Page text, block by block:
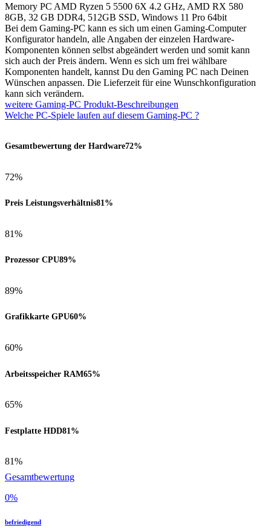
Memory PC AMD Ryzen 5 5500 6X 4.2 GHz, AMD RX 580
8GB, 32 GB DDR4, 512GB SSD, Windows 11 Pro 64bit
Bei dem Gaming-PC kann es sich um einen Gaming-Computer
Konfigurator handeln, alle Angaben der einzelen Hardware-
Komponenten können selbst abgeändert werden und somit kann
sich auch der Preis ändern. Wenn es sich um frei wählbare
Komponenten handelt, kannst Du den Gaming PC nach Deinen
Wünschen anpassen. Die Lieferzeit für eine Wunschkonfiguration
kann sich verändern.
weitere Gaming-PC Produkt-Beschreibungen
Welche PC-Spiele laufen auf diesem Gaming-PC ?
Gesamtbewertung der Hardware72%
72%
Preis Leistungsverhältnis81%
81%
Prozessor CPU89%
89%
Grafikkarte GPU60%
60%
Arbeitsspeicher RAM65%
65%
Festplatte HDD81%
81%
Gesamtbewertung
0%
befriedigend